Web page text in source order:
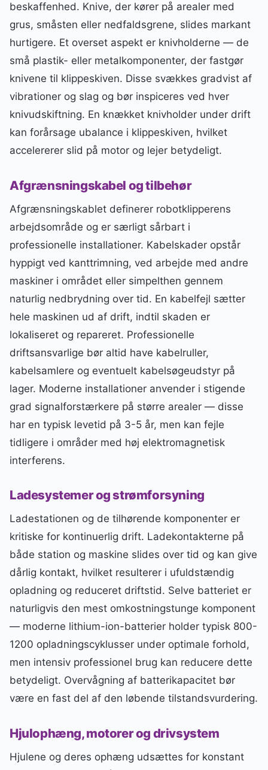
beskaffenhed. Knive, der kører på arealer med
grus, småsten eller nedfaldsgrene, slides markant
hurtigere. Et overset aspekt er knivholderne — de
små plastik- eller metalkomponenter, der fastgør
knivene til klippeskiven. Disse svækkes gradvist af
vibrationer og slag og bør inspiceres ved hver
knivudskiftning. En knækket knivholder under drift
kan forårsage ubalance i klippeskiven, hvilket
accelererer slid på motor og lejer betydeligt.
Afgrænsningskabel og tilbehør
Afgrænsningskablet definerer robotklipperens
arbejdsområde og er særligt sårbart i
professionelle installationer. Kabelskader opstår
hyppigt ved kanttrimning, ved arbejde med andre
maskiner i området eller simpelthen gennem
naturlig nedbrydning over tid. En kabelfejl sætter
hele maskinen ud af drift, indtil skaden er
lokaliseret og repareret. Professionelle
driftsansvarlige bør altid have kabelruller,
kabelsamlere og eventuelt kabelsøgeudstyr på
lager. Moderne installationer anvender i stigende
grad signalforstærkere på større arealer — disse
har en typisk levetid på 3-5 år, men kan fejle
tidligere i områder med høj elektromagnetisk
interferens.
Ladesystemer og strømforsyning
Ladestationen og de tilhørende komponenter er
kritiske for kontinuerlig drift. Ladekontakterne på
både station og maskine slides over tid og kan give
dårlig kontakt, hvilket resulterer i ufuldstændig
opladning og reduceret driftstid. Selve batteriet er
naturligvis den mest omkostningstunge komponent
— moderne lithium-ion-batterier holder typisk 800-
1200 opladningscyklusser under optimale forhold,
men intensiv professionel brug kan reducere dette
betydeligt. Overvågning af batterikapacitet bør
være en fast del af den løbende tilstandsvurdering.
Hjulophæng, motorer og drivsystem
Hjulene og deres ophæng udsættes for konstant